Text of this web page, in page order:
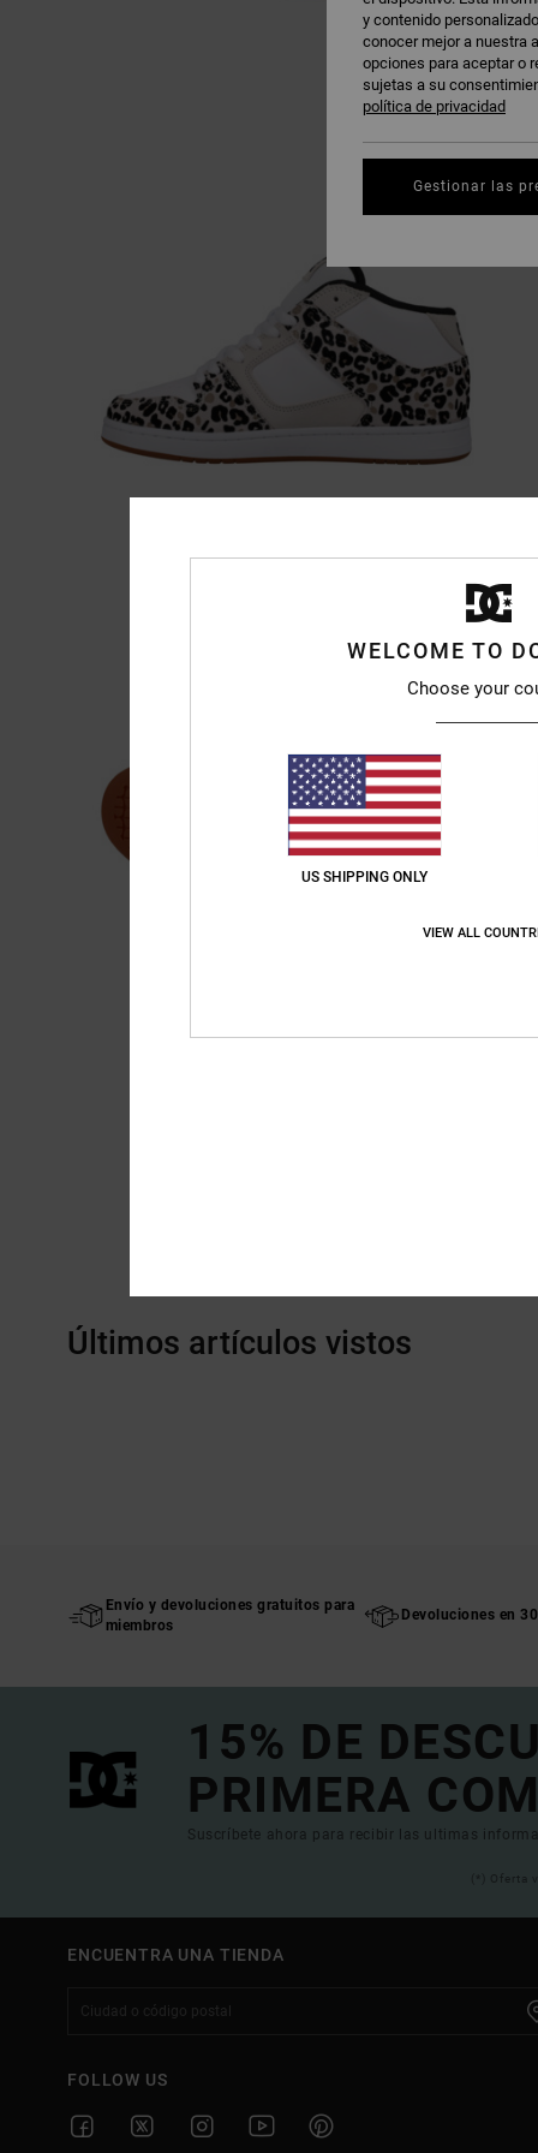
Últimos artículos vistos
Envío y devoluciones gratuitos para
miembros
Devoluciones en
15% DE
PRIMERA
Suscríbete ahora para recibir las ultimas
(*)
ENCUENTRA UNA TIENDA
FOLLOW US
WELCOME TO
Choose your
US SHIPPING ONLY
VIEW ALL
y contenido
conocer mejor a nuestra
opciones para aceptar o
sujetas a su
política de privacidad
Gestionar las